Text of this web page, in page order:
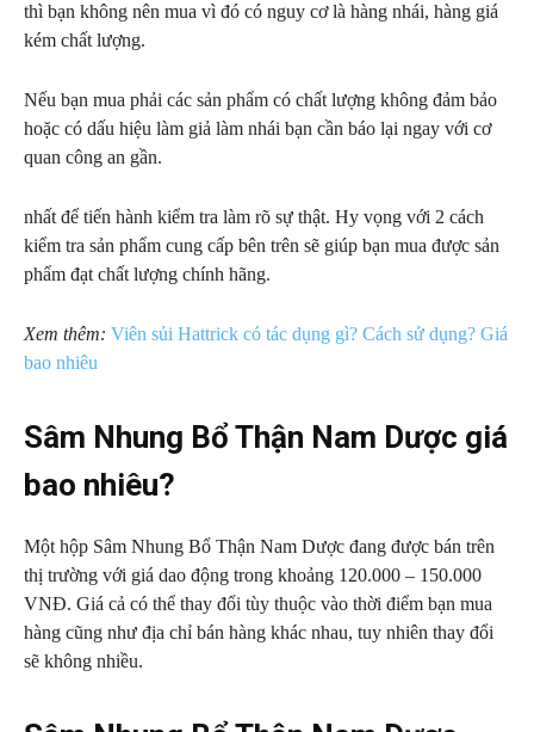
thì bạn không nên mua vì đó có nguy cơ là hàng nhái, hàng giá
kém chất lượng.
Nếu bạn mua phải các sản phẩm có chất lượng không đảm bảo
hoặc có dấu hiệu làm giả làm nhái bạn cần báo lại ngay với cơ
quan công an gần.
nhất để tiến hành kiểm tra làm rõ sự thật. Hy vọng với 2 cách
kiểm tra sản phẩm cung cấp bên trên sẽ giúp bạn mua được sản
phẩm đạt chất lượng chính hãng.
Xem thêm: Viên sủi Hattrick có tác dụng gì? Cách sử dụng? Giá
bao nhiêu
Sâm Nhung Bổ Thận Nam Dược giá
bao nhiêu?
Một hộp Sâm Nhung Bổ Thận Nam Dược đang được bán trên
thị trường với giá dao động trong khoảng 120.000 – 150.000
VNĐ. Giá cả có thể thay đổi tùy thuộc vào thời điểm bạn mua
hàng cũng như địa chỉ bán hàng khác nhau, tuy nhiên thay đổi
sẽ không nhiều.